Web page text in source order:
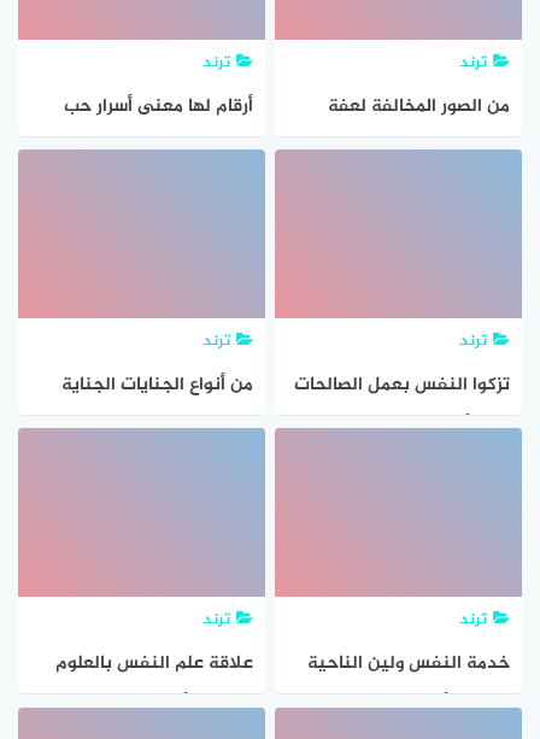
ترند
من الصور المخالفة لعفة
النفس عن المال الحرام
ترند
أرقام لها معنى أسرار حب
عميقة حزين وفي علم
ترند
تزكوا النفس بعمل الصالحات
تزاد الألف الفارقة بعد الواو
ترند
من أنواع الجنايات الجناية
على ما دون النفس مثل
ترند
خدمة النفس ولين الناحية
تعد من أمثلة
ترند
علاقة علم النفس بالعلوم
الاخرى (وأهم 7 علوم)